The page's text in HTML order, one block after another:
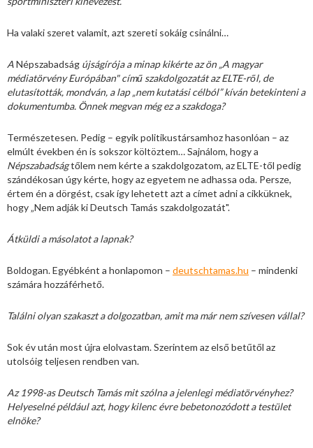
Ha valaki szeret valamit, azt szereti sokáig csinálni…
ANépszabadság újságírója a minap kikérte az ön „A magyar
médiatörvény Európában" című szakdolgozatát az ELTE-ről, de
elutasították, mondván, a lap „nem kutatási célból” kíván betekinteni a
dokumentumba. Önnek megvan még ez a szakdoga?
Természetesen. Pedig – egyik politikustársamhoz hasonlóan – az
elmúlt években én is sokszor költöztem… Sajnálom, hogy a
Népszabadságtőlem nem kérte a szakdolgozatom, az ELTE-től pedig
szándékosan úgy kérte, hogy az egyetem ne adhassa oda. Persze,
értem én a dörgést, csak így lehetett azt a címet adni a cikküknek,
hogy „Nem adják ki Deutsch Tamás szakdolgozatát".
Átküldi a másolatot a lapnak?
Boldogan. Egyébként a honlapomon – deutschtamas.hu – mindenki
számára hozzáférhető.
Találni olyan szakaszt a dolgozatban, amit ma már nem szívesen vállal?
Sok év után most újra elolvastam. Szerintem az első betűtől az
utolsóig teljesen rendben van.
Az 1998-as Deutsch Tamás mit szólna a jelenlegi médiatörvényhez?
Helyeselné például azt, hogy kilenc évre bebetonozódott a testület
elnöke?